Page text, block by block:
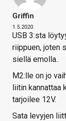
Griffin
1.5.2020
USB 3:sta
riippuen, joten
siellä emolla..
M2:lle on jo
liitin kannattaa
tarjoilee 12V.
Sata levyjen